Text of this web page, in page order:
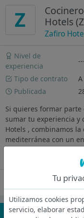
Z
Hotels
Zafiro
Nivel de
experiencia
Tipo de contrato
Publicada
Si quieres formar
sumar tu experiencia y
Hotels , combinamos
mediterránea con un
buscamos personas
Tu
Utilizamos cookies
servicio, elaborar